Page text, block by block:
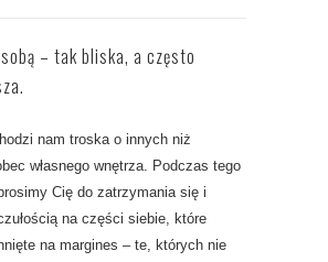
– tak bliska, a często
nam troska o innych niż
własnego wnętrza. Podczas tego
Cię do zatrzymania się i
na części siebie, które
na margines – te, których nie